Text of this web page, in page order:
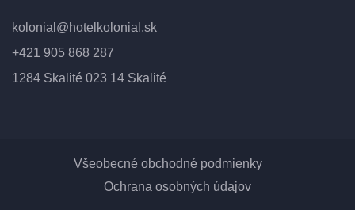
kolonial@hotelkolonial.sk
+421 905 868 287
1284 Skalité 023 14 Skalité
Všeobecné obchodné podmienky
Ochrana osobných údajov